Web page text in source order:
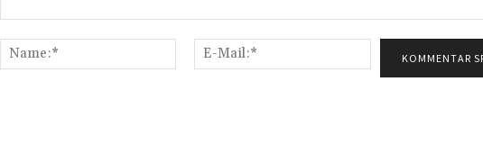
Name:*
Mail:*